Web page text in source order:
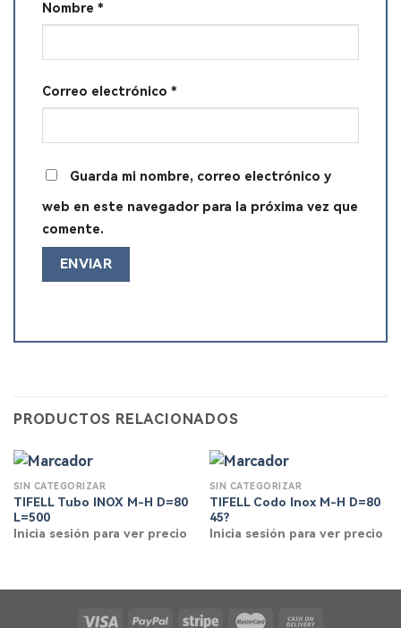
Nombre *
Correo electrónico *
Guarda mi nombre, correo electrónico y
web en este navegador para la próxima vez que
comente.
PRODUCTOS RELACIONADOS
SIN CATEGORIZAR
TIFELL Tubo INOX M-H D=80
L=500
Inicia sesión para ver precio
SIN CATEGORIZAR
TIFELL Codo Inox M-H D=80
45?
Inicia sesión para ver precio